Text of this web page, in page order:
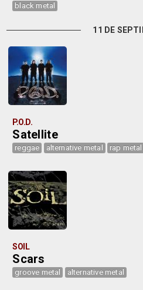
black metal
11 DE
P.O.D.
Satellite
reggae alternative metal rap metal
SOIL
Scars
groove metal alternative metal